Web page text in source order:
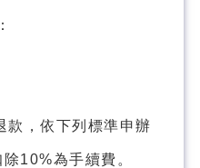
款，依下列標準申辦
10%為手續費。